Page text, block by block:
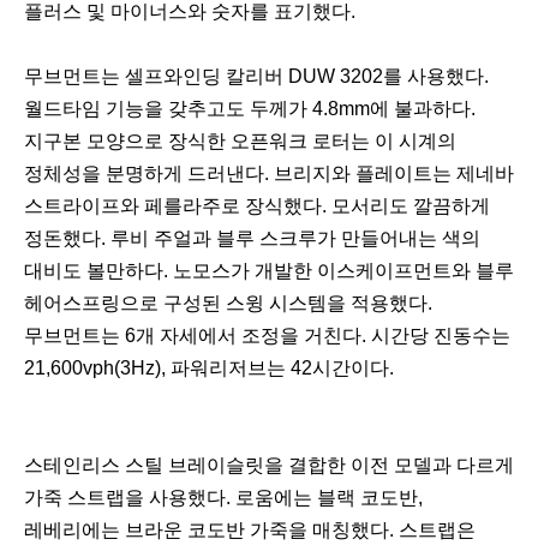
플러스 및 마이너스와 숫자를 표기했다.
무브먼트는 셀프와인딩 칼리버 DUW 3202를 사용했다.
월드타임 기능을 갖추고도 두께가 4.8mm에 불과하다.
지구본 모양으로 장식한 오픈워크 로터는 이 시계의
정체성을 분명하게 드러낸다. 브리지와 플레이트는 제네바
스트라이프와 페를라주로 장식했다. 모서리도 깔끔하게
정돈했다. 루비 주얼과 블루 스크루가 만들어내는 색의
대비도 볼만하다. 노모스가 개발한 이스케이프먼트와 블루
헤어스프링으로 구성된 스윙 시스템을 적용했다.
무브먼트는 6개 자세에서 조정을 거친다. 시간당 진동수는
21,600vph(3Hz), 파워리저브는 42시간이다.
스테인리스 스틸 브레이슬릿을 결합한 이전 모델과 다르게
가죽 스트랩을 사용했다. 로움에는 블랙 코도반,
레베리에는 브라운 코도반 가죽을 매칭했다. 스트랩은